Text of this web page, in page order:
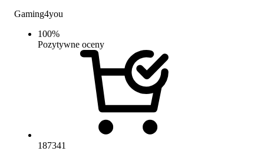
Gaming4you
100%
Pozytywne oceny
187341